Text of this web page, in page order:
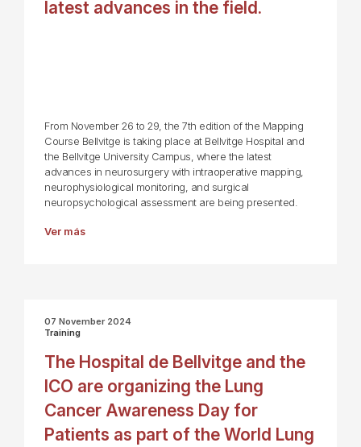
latest advances in the field.
From November 26 to 29, the 7th edition of the Mapping
Course Bellvitge is taking place at Bellvitge Hospital and
the Bellvitge University Campus, where the latest
advances in neurosurgery with intraoperative mapping,
neurophysiological monitoring, and surgical
neuropsychological assessment are being presented.
Ver más
07 November 2024
Training
The Hospital de Bellvitge and the
ICO are organizing the Lung
Cancer Awareness Day for
Patients as part of the World Lung